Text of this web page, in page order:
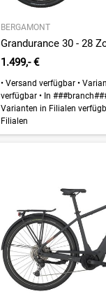
BERGAMONT
Grandurance 30 - 28
1.499,- €
•Versand verfügbar •
verfügbar •In
Varianten in Filialen
Filialen